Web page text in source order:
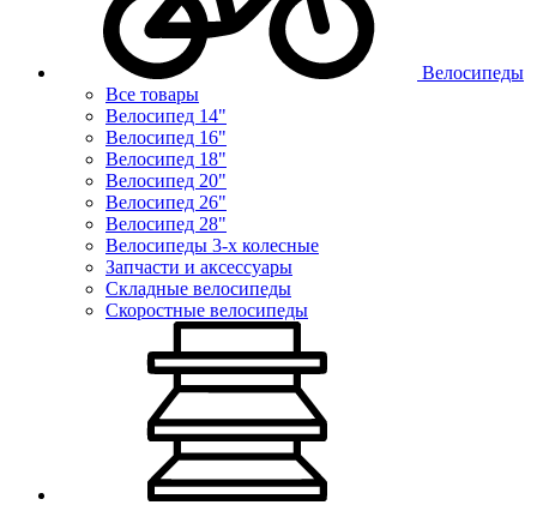
Велосипеды
Все товары
Велосипед 14"
Велосипед 16"
Велосипед 18"
Велосипед 20"
Велосипед 26"
Велосипед 28"
Велосипеды 3-х колесные
Запчасти и аксессуары
Складные велосипеды
Скоростные велосипеды